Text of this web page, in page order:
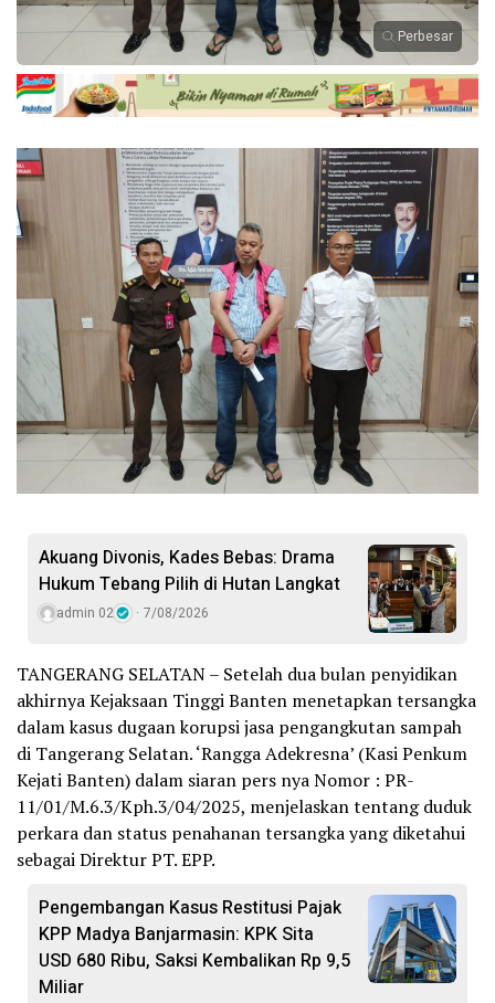
Perbesar
Akuang Divonis, Kades Bebas: Drama
Hukum Tebang Pilih di Hutan Langkat
admin 02 7/08/2026
TANGERANG SELATAN – Setelah dua bulan penyidikan
akhirnya Kejaksaan Tinggi Banten menetapkan tersangka
dalam kasus dugaan korupsi jasa pengangkutan sampah
di Tangerang Selatan. ‘Rangga Adekresna’ (Kasi Penkum
Kejati Banten) dalam siaran pers nya Nomor : PR-
11/01/M.6.3/Kph.3/04/2025, menjelaskan tentang duduk
perkara dan status penahanan tersangka yang diketahui
sebagai Direktur PT. EPP.
Pengembangan Kasus Restitusi Pajak
KPP Madya Banjarmasin: KPK Sita
USD 680 Ribu, Saksi Kembalikan Rp 9,5
Miliar